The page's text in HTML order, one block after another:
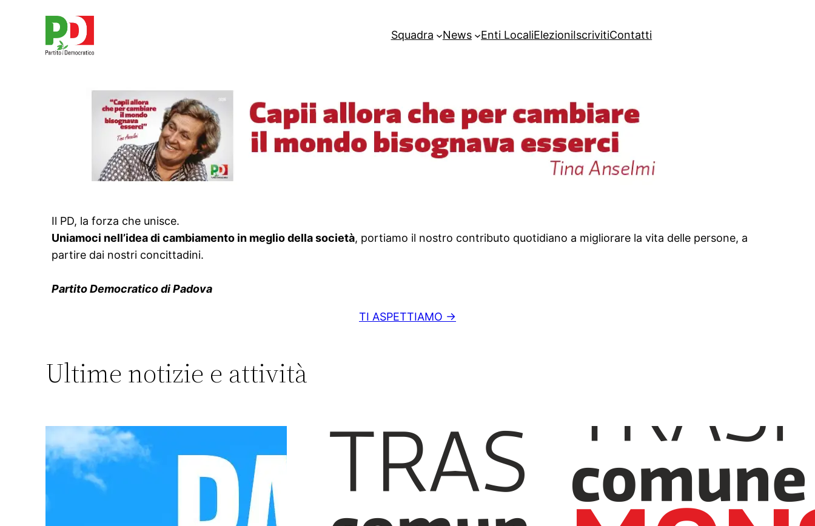
Squadra News Enti LocaliElezioniIscrivitiContatti
Il PD, la forza che unisce.
Uniamoci nell’idea di cambiamento in meglio della società, portiamo il nostro contributo quotidiano a migliorare la vita delle persone, a
partire dai nostri concittadini.
Partito Democratico di Padova
TI ASPETTIAMO →
Ultime notizie e attività